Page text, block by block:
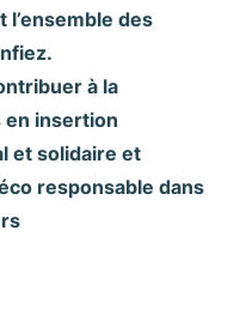
des
à la
en insertion
et solidaire et
responsable dans